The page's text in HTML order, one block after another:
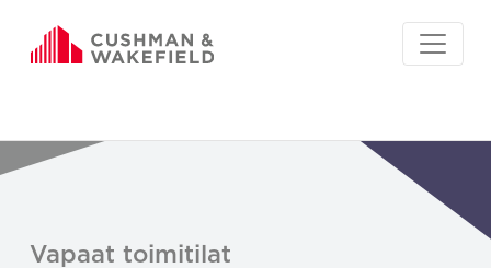
Vapaat toimitilat